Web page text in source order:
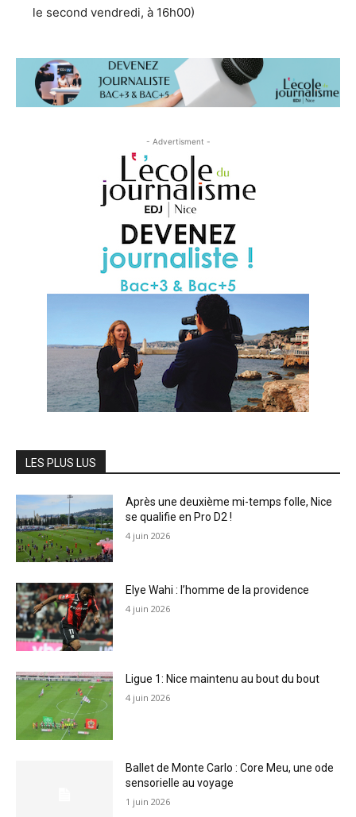
le second vendredi, à 16h00)
- Advertisment -
LES PLUS LUS
Après une deuxième mi-temps folle, Nice
se qualifie en Pro D2 !
4 juin 2026
Elye Wahi : l’homme de la providence
4 juin 2026
Ligue 1: Nice maintenu au bout du bout
4 juin 2026
Ballet de Monte Carlo : Core Meu, une ode
sensorielle au voyage
1 juin 2026